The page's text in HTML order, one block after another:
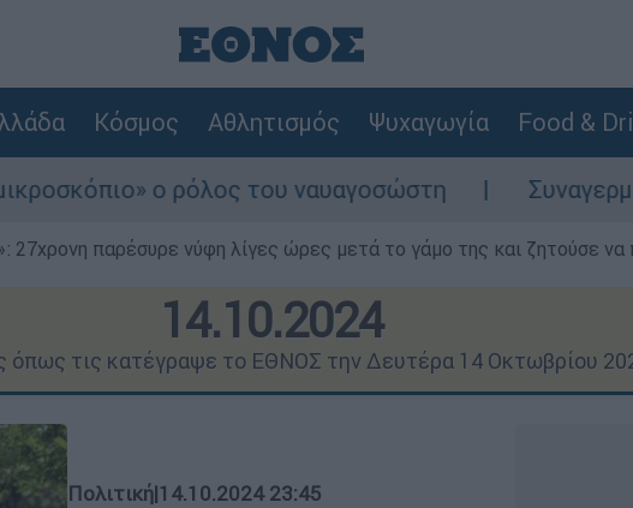
Κόσμος Αθλητισμός Ψυχαγωγία Food &
του ναυαγοσώστη Συναγερμός στην
παρέσυρε νύφη λίγες ώρες μετά το γάμο της και ζητούσε να
14.10.2024
όπως τις κατέγραψε το ΕΘΝΟΣ την Δευτέρα 14 Οκτωβρίου
Πολιτική|14.10.2024 23:45